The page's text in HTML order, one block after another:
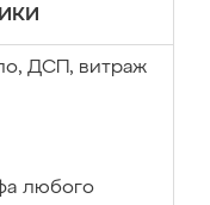
ДСП, витраж
любого